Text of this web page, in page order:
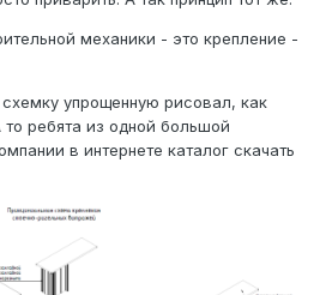
механики - это крепление -
упрощенную рисовал, как
ребята из одной большой
в интернете каталог скачать